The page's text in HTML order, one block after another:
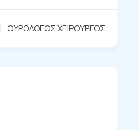
ΟΥΡΟΛΟΓΟΣ ΧΕΙΡΟΥΡΓΟΣ